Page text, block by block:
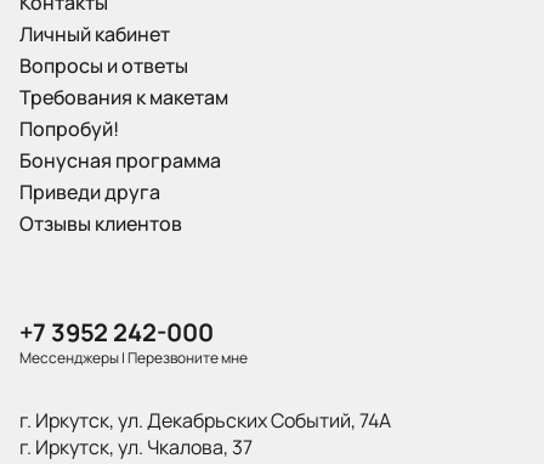
Личный кабинет
Вопросы и ответы
Требования к макетам
Попробуй!
Бонусная программа
Приведи друга
Отзывы клиентов
+7 3952 242-000
Мессенджеры|Перезвоните мне
г. Иркутск, ул. Декабрьских Событий, 74А
г. Иркутск, ул. Чкалова, 37